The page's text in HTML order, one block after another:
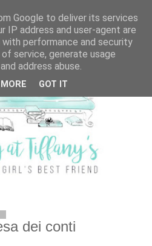
dei conti
Google to deliver its services
IP address and user-agent are
performance and security
service, generate usage
address abuse.
GOT IT